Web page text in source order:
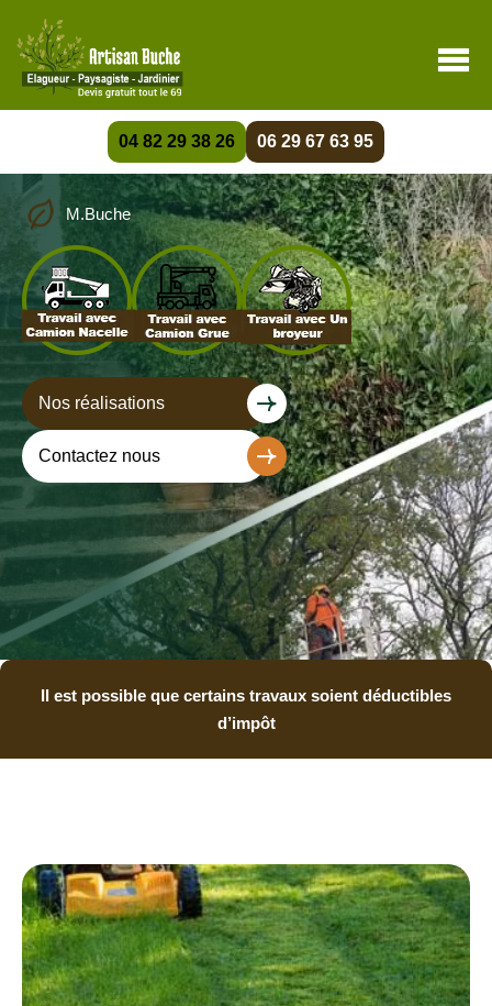
04 82 29 38 26 06 29 67 63 95
M.Buche
Nos réalisations
Contactez nous
Il est possible que certains travaux soient déductibles
d’impôt